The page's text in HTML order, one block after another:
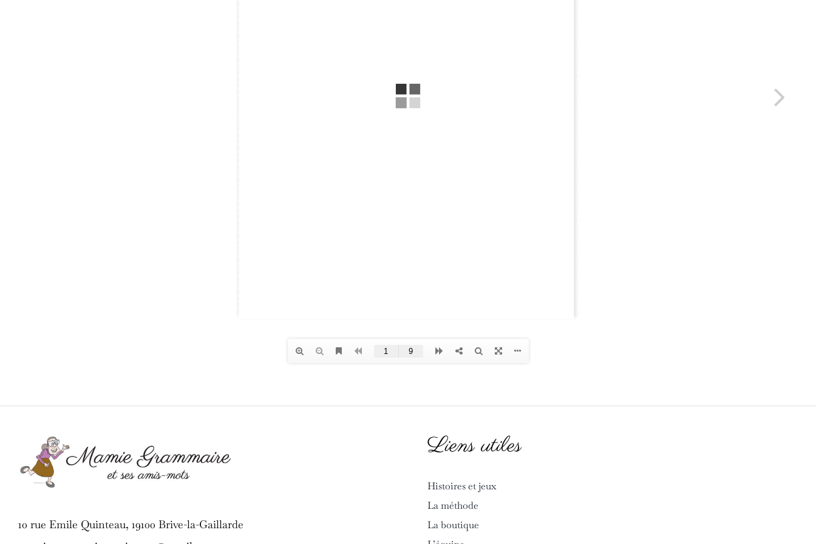
10 rue Emile Quinteau, 19100 Brive-la-Gaillarde
Liens utiles
Histoires et jeux
La méthode
La boutique